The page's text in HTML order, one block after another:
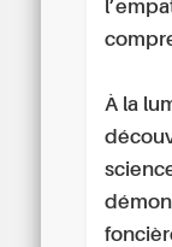
À la